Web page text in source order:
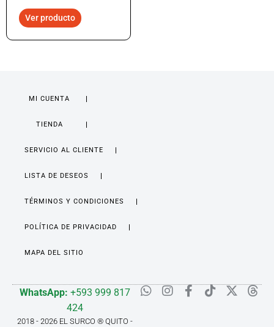
Ver producto
MI CUENTA
TIENDA
SERVICIO AL CLIENTE
LISTA DE DESEOS
TÉRMINOS Y CONDICIONES
POLÍTICA DE PRIVACIDAD
MAPA DEL SITIO
WhatsApp: +593 999 817
424
2018 - 2026 EL SURCO ® QUITO -